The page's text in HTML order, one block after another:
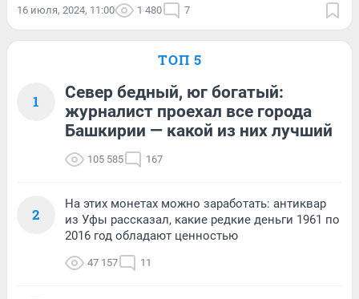
16 июля, 2024, 11:00 1 480 7
ТОП 5
1
Север бедный, юг богатый:
журналист проехал все города
Башкирии — какой из них лучший
105 585 167
2
На этих монетах можно заработать: антиквар
из Уфы рассказал, какие редкие деньги 1961 по
2016 год обладают ценностью
47 157 11